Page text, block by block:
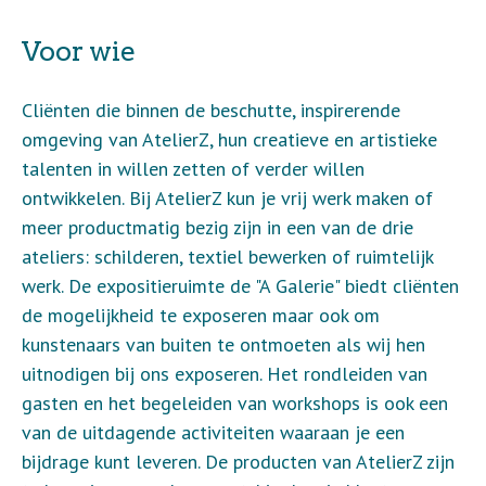
Voor wie
Cliënten die binnen de beschutte, inspirerende
omgeving van AtelierZ, hun creatieve en artistieke
talenten in willen zetten of verder willen
ontwikkelen. Bij AtelierZ kun je vrij werk maken of
meer productmatig bezig zijn in een van de drie
ateliers: schilderen, textiel bewerken of ruimtelijk
werk. De expositieruimte de "A Galerie" biedt cliënten
de mogelijkheid te exposeren maar ook om
kunstenaars van buiten te ontmoeten als wij hen
uitnodigen bij ons exposeren. Het rondleiden van
gasten en het begeleiden van workshops is ook een
van de uitdagende activiteiten waaraan je een
bijdrage kunt leveren. De producten van AtelierZ zijn